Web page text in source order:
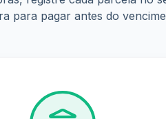
para pagar antes do